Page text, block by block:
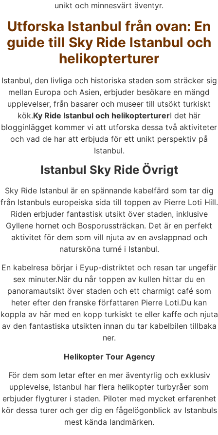
unikt och minnesvärt äventyr.
Utforska Istanbul från ovan: En
guide till Sky Ride Istanbul och
helikopterturer
Istanbul, den livliga och historiska staden som sträcker sig
mellan Europa och Asien, erbjuder besökare en mängd
upplevelser, från basarer och museer till utsökt turkiskt
kök.Ky Ride Istanbul och helikopterturerI det här
blogginlägget kommer vi att utforska dessa två aktiviteter
och vad de har att erbjuda för ett unikt perspektiv på
Istanbul.
Istanbul Sky Ride Övrigt
Sky Ride Istanbul är en spännande kabelfärd som tar dig
från Istanbuls europeiska sida till toppen av Pierre Loti Hill.
Riden erbjuder fantastisk utsikt över staden, inklusive
Gyllene hornet och Bosporussträckan. Det är en perfekt
aktivitet för dem som vill njuta av en avslappnad och
natursköna turné i Istanbul.
En kabelresa börjar i Eyup-distriktet och resan tar ungefär
sex minuter.När du når toppen av kullen hittar du en
panoramautsikt över staden och ett charmigt café som
heter efter den franske författaren Pierre Loti.Du kan
koppla av här med en kopp turkiskt te eller kaffe och njuta
av den fantastiska utsikten innan du tar kabelbilen tillbaka
ner.
Helikopter Tour Agency
För dem som letar efter en mer äventyrlig och exklusiv
upplevelse, Istanbul har flera helikopter turbyråer som
erbjuder flygturer i staden. Piloter med mycket erfarenhet
kör dessa turer och ger dig en fågelögonblick av Istanbuls
mest kända landmärken.